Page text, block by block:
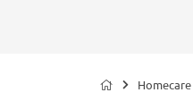
Homecare